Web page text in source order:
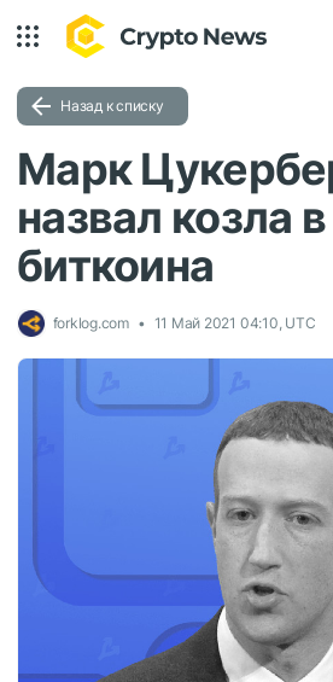
Назад к списку
Марк
назвал козла
биткоина
forklog.com 11 Май 2021 04:10, UTC